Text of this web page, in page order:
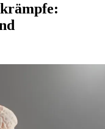
förmlich aus dem
zieht sich